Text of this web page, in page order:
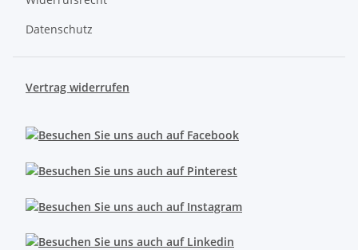
Datenschutz
Vertrag widerrufen